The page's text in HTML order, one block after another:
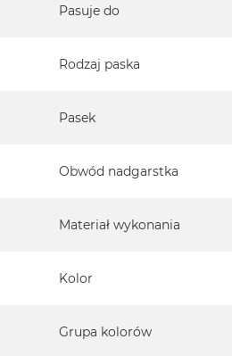
Pasuje do
Rodzaj paska
Pasek
Obwód nadgarstka
Materiał wykonania
Kolor
Grupa kolorów